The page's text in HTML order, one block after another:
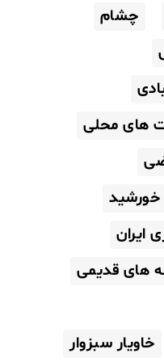
چشام
های محلی
خورشید
ایران
های قدیمی
خاویار سبزوار